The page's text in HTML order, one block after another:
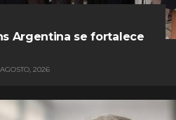
Argentina se fortalece
2026